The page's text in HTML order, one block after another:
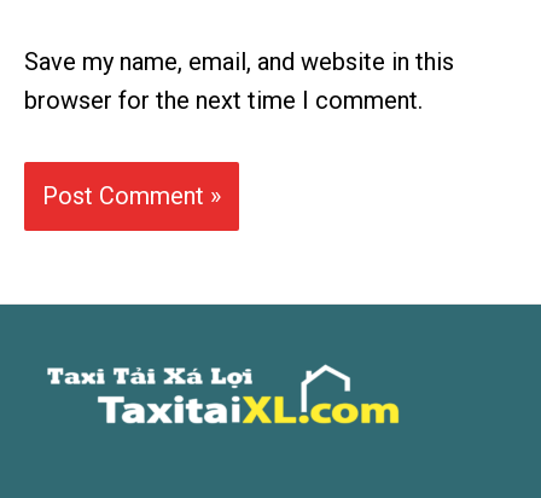
Save my name, email, and website in this
browser for the next time I comment.